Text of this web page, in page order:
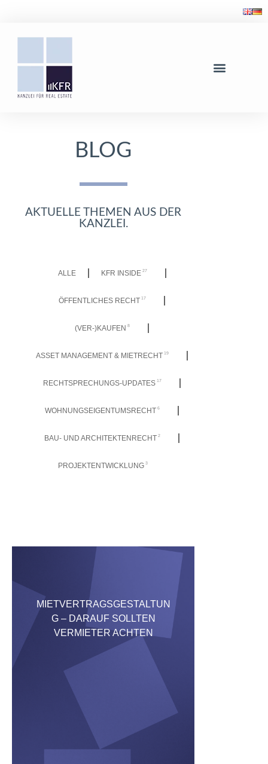
BLOG
AKTUELLE THEMEN AUS DER
KANZLEI.
ALLE KFR INSIDE 27
ÖFFENTLICHES RECHT 17
(VER-)KAUFEN 8
ASSET MANAGEMENT & MIETRECHT 19
RECHTSPRECHUNGS-UPDATES 17
WOHNUNGSEIGENTUMSRECHT 6
BAU- UND ARCHITEKTENRECHT 2
PROJEKTENTWICKLUNG 3
MIETVERTRAGSGESTALTUN
G – DARAUF SOLLTEN
VERMIETER ACHTEN